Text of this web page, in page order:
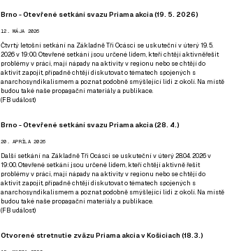
Brno - Otevřené setkání svazu Priama akcia (19. 5. 2026)
12. MÁJA 2026
Čtvrtý letošní setkání na Základně Tři Ocásci se uskuteční v úterý 19. 5.
2026 v 19:00. Otevřené setkání jsou určené lidem, kteří chtějí aktivněřešit
problémy v práci, mají nápady na aktivity v regionu nebo se chtějí do
aktivit zapojit, případně chtějí diskutovat o tématech spojených s
anarchosyndikalismem a poznat podobně smýšlející lidi z okolí. Na místě
budou také naše propagační materiály a publikace.
(FB událost)
Brno - Otevřené setkání svazu Priama akcia (28. 4.)
20. APRÍLA 2026
Další setkání na Základně Tři Ocásci se uskuteční v úterý 28.04. 2026 v
19:00. Otevřené setkání jsou určené lidem, kteří chtějí aktivně řešit
problémy v práci, mají nápady na aktivity v regionu nebo se chtějí do
aktivit zapojit, případně chtějí diskutovat o tématech spojených s
anarchosyndikalismem a poznat podobně smýšlející lidi z okolí. Na místě
budou také naše propagační materiály a publikace.
(FB událost)
Otvorené stretnutie zväzu Priama akcia v Košiciach (18.3.)